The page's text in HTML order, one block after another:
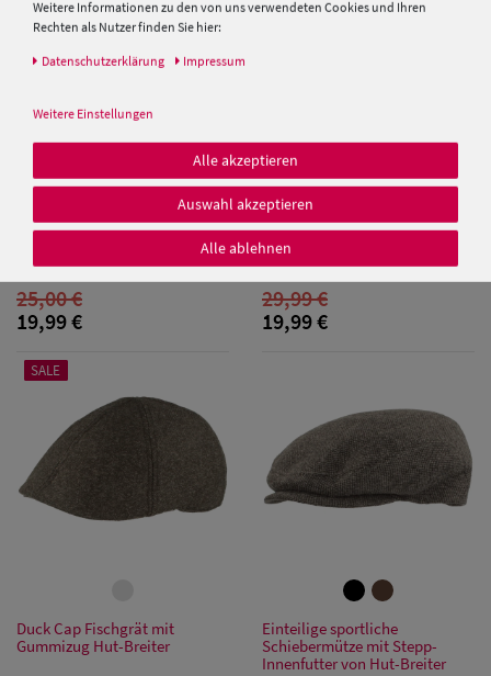
Damen Caps
Damen
Baseball Caps
Damen UV-
Damen
Bandana Caps
Damen
Sonnenschilder
Snapback Caps
Schiebermütze aus Stroh von
25,00 €
19,99 €
Fiebig Flatcap aus Wollmix mit
gestepptem Innenfutter
29,99 €
19,99 €
SALE
Duck Cap Fischgrät mit
Gummizug Hut-Breiter
Einteilige sportliche
Schiebermütze mit Stepp-
Innenfutter von Hut-Breiter
Weitere Informationen zu den von uns verwendeten Cookies und Ihren
Rechten als Nutzer finden Sie hier:
Daten­schutz­erklärung Impressum
Weitere Einstellungen
Alle akzeptieren
Auswahl akzeptieren
Alle ablehnen